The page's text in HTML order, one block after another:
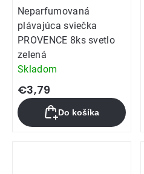
Neparfumovaná
plávajúca sviečka
PROVENCE 8ks svetlo
zelená
Skladom
€3,79
Do košíka